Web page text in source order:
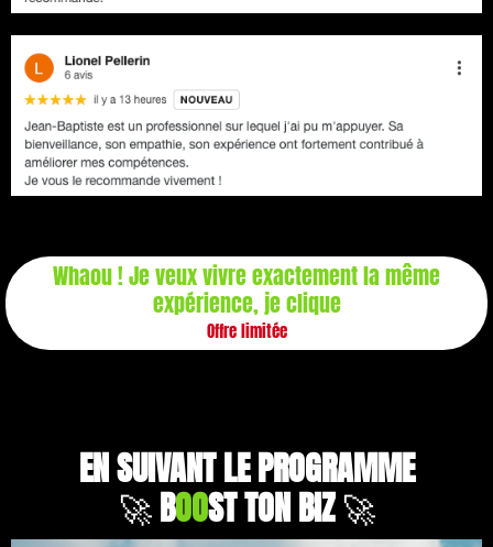
Whaou ! Je veux vivre exactement la même
expérience, je clique
Offre limitée
EN SUIVANT LE PROGRAMME
🚀BOOST TON BIZ🚀